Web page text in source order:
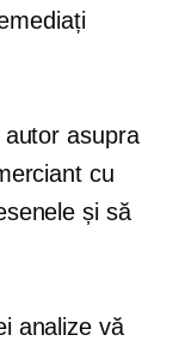
asupra
cu
și să
analize vă